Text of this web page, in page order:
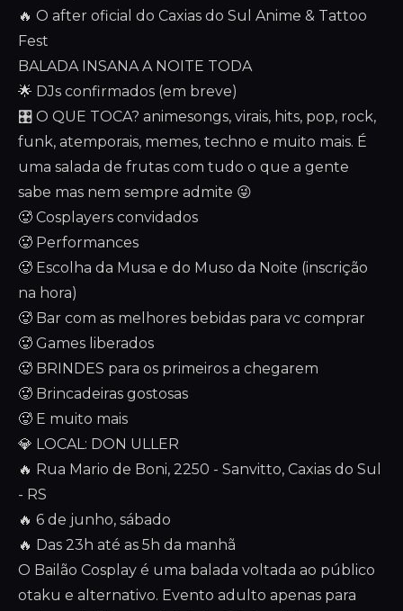
🔥 O after oficial do Caxias do Sul Anime & Tattoo
Fest
BALADA INSANA A NOITE TODA
🌟 DJs confirmados (em breve)
🎛️ O QUE TOCA? animesongs, virais, hits, pop, rock,
funk, atemporais, memes, techno e muito mais. É
uma salada de frutas com tudo o que a gente
sabe mas nem sempre admite 😜
🥵 Cosplayers convidados
🥵 Performances
🥵 Escolha da Musa e do Muso da Noite (inscrição
na hora)
🥵 Bar com as melhores bebidas para vc comprar
🥵 Games liberados
🥵 BRINDES para os primeiros a chegarem
🥵 Brincadeiras gostosas
🥵 E muito mais
💎 LOCAL: DON ULLER
🔥 Rua Mario de Boni, 2250 - Sanvitto, Caxias do Sul
- RS
🔥 6 de junho, sábado
🔥 Das 23h até as 5h da manhã
O Bailão Cosplay é uma balada voltada ao público
otaku e alternativo. Evento adulto apenas para